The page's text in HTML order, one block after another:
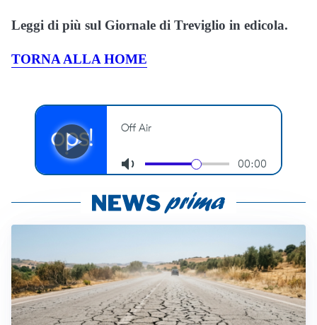
Leggi di più sul Giornale di Treviglio in edicola.
TORNA ALLA HOME